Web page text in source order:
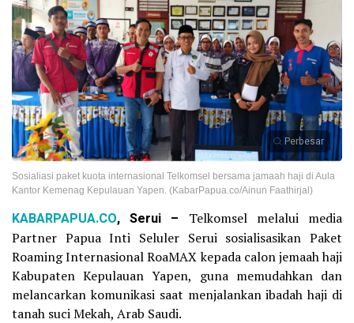
Perbesar
Sosialiasi paket kuota internasional Telkomsel bersama jamaah haji di Aula
Kantor Kemenag Kepulauan Yapen. (KabarPapua.co/Ainun Faathirjal)
KABARPAPUA.CO, Serui – Telkomsel melalui media
Partner Papua Inti Seluler Serui sosialisasikan Paket
Roaming Internasional RoaMAX kepada calon jemaah haji
Kabupaten Kepulauan Yapen, guna memudahkan dan
melancarkan komunikasi saat menjalankan ibadah haji di
tanah suci Mekah, Arab Saudi.